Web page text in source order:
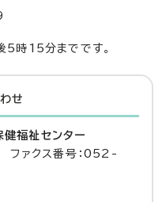
時15分までです。
せ
福祉センター
ァクス番号：052-